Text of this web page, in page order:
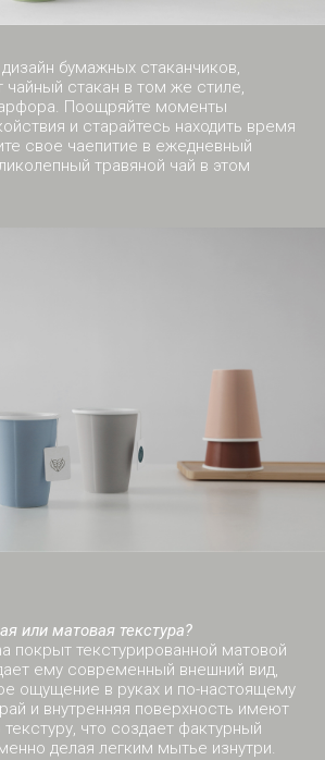
бумажных стаканчиков,
чайный стакан в том же стиле,
Поощряйте моменты
и старайтесь находить время
свое чаепитие в ежедневный
травяной чай в этом
или матовая текстура?
покрыт текстурированной матовой
ему современный внешний вид,
ощущение в руках и по-настоящему
и внутренняя поверхность имеют
что создает фактурный
делая легким мытье изнутри.